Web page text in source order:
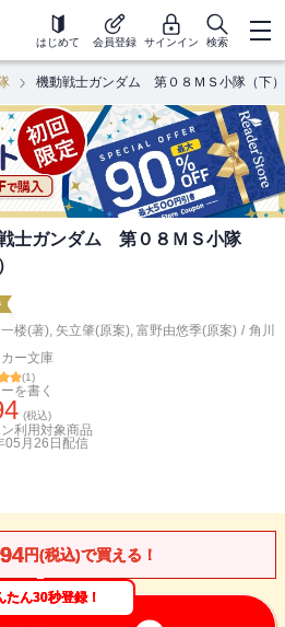
はじめて 会員登録 サインイン 検索
機動戦士ガンダム 第０８ＭＳ小隊（下）
士ガンダム 第０８ＭＳ小隊
楼(著), 矢立肇(原案), 富野由悠季(原案) / 角川
ー文庫
(1)
を書く
(税込)
利用対象商品
05月26日 配信
94円(税込)で買える！
たん30秒登録！